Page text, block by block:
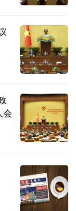
会